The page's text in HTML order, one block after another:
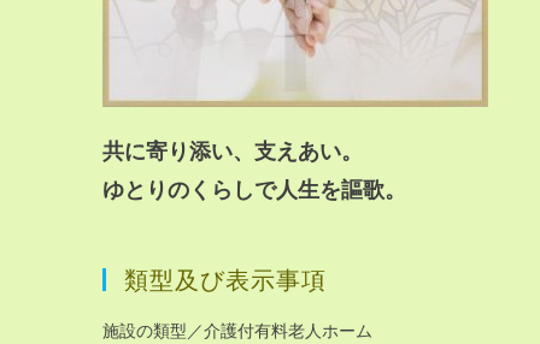
共に寄り添い、支えあい。
ゆとりのくらしで人生を謳歌。
類型及び表示事項
施設の類型／介護付有料老人ホーム